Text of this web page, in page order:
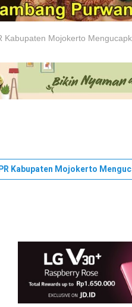
Kabupaten Mojokerto
Kabupaten Mojokerto